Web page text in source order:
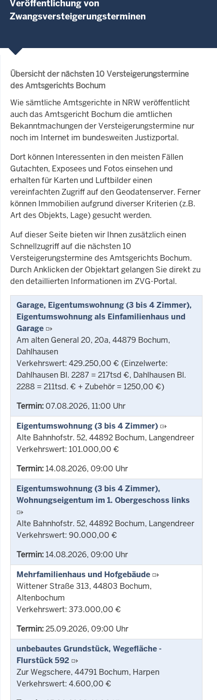
Veröffentlichung von
Zwangsversteigerungsterminen
Übersicht der nächsten 10 Versteigerungstermine
des Amtsgerichts Bochum
Wie sämtliche Amtsgerichte in NRW veröffentlicht
auch das Amtsgericht Bochum die amtlichen
Bekanntmachungen der Versteigerungstermine nur
noch im Internet im bundesweiten Justizportal.
Dort können Interessenten in den meisten Fällen
Gutachten, Exposees und Fotos einsehen und
erhalten für Karten und Luftbilder einen
vereinfachten Zugriff auf den Geodatenserver. Ferner
können Immobilien aufgrund diverser Kriterien (z.B.
Art des Objekts, Lage) gesucht werden.
Auf dieser Seite bieten wir Ihnen zusätzlich einen
Schnellzugriff auf die nächsten 10
Versteigerungstermine des Amtsgerichts Bochum.
Durch Anklicken der Objektart gelangen Sie direkt zu
den detaillierten Informationen im ZVG-Portal.
Garage, Eigentumswohnung (3 bis 4 Zimmer),
Eigentumswohnung als Einfamilienhaus und
Garage
Am alten General 20, 20a, 44879 Bochum,
Dahlhausen
Verkehrswert: 429.250,00 € (Einzelwerte:
Dahlhausen Bl. 2287 = 217tsd €, Dahlhausen Bl.
2288 = 211tsd. € + Zubehör = 1250,00 €)
Termin:07.08.2026, 11:00 Uhr
Eigentumswohnung (3 bis 4 Zimmer)
Alte Bahnhofstr. 52, 44892 Bochum, Langendreer
Verkehrswert: 101.000,00 €
Termin:14.08.2026, 09:00 Uhr
Eigentumswohnung (3 bis 4 Zimmer),
Wohnungseigentum im 1. Obergeschoss links
Alte Bahnhofstr. 52, 44892 Bochum, Langendreer
Verkehrswert: 90.000,00 €
Termin:14.08.2026, 09:00 Uhr
Mehrfamilienhaus und Hofgebäude
Wittener Straße 313, 44803 Bochum,
Altenbochum
Verkehrswert: 373.000,00 €
Termin:25.09.2026, 09:00 Uhr
unbebautes Grundstück, Wegefläche -
Flurstück 592
Zur Wegschere, 44791 Bochum, Harpen
Verkehrswert: 4.600,00 €